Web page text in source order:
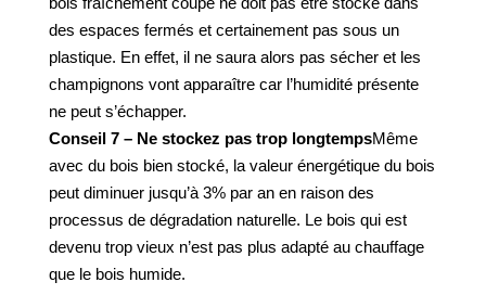
des espaces fermés et certainement pas sous un
plastique. En effet, il ne saura alors pas sécher et les
champignons vont apparaître car l’humidité présente
ne peut s’échapper.
Conseil 7 – Ne stockez pas trop longtempsMême
avec du bois bien stocké, la valeur énergétique du bois
peut diminuer jusqu’à 3% par an en raison des
processus de dégradation naturelle. Le bois qui est
devenu trop vieux n’est pas plus adapté au chauffage
que le bois humide.